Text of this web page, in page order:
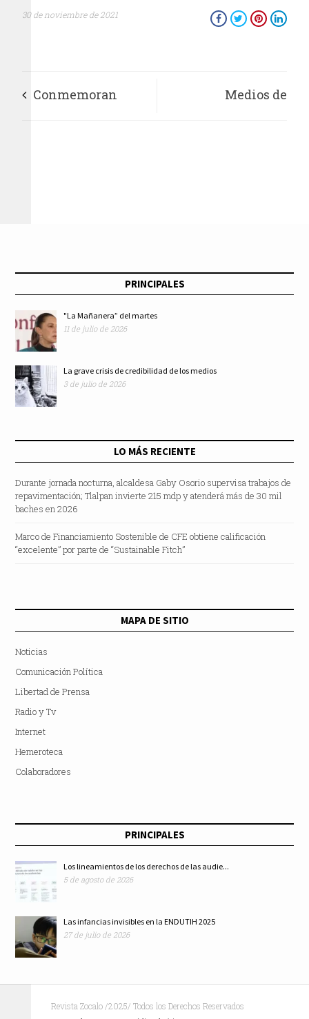
30 de noviembre de 2021
Conmemoran Medios de
PRINCIPALES
"La Mañanera” del martes
11 de julio de 2026
La grave crisis de credibilidad de los medios
3 de julio de 2026
LO MÁS RECIENTE
Durante jornada nocturna, alcaldesa Gaby Osorio supervisa trabajos de
repavimentación; Tlalpan invierte 215 mdp y atenderá más de 30 mil
baches en 2026
Marco de Financiamiento Sostenible de CFE obtiene calificación
“excelente” por parte de “Sustainable Fitch”
MAPA DE SITIO
Noticias
Comunicación Política
Libertad de Prensa
Radio y Tv
Internet
Hemeroteca
Colaboradores
PRINCIPALES
Los lineamientos de los derechos de las audie...
5 de agosto de 2026
Las infancias invisibles en la ENDUTIH 2025
27 de julio de 2026
Revista Zocalo /2025/ Todos los Derechos Reservados